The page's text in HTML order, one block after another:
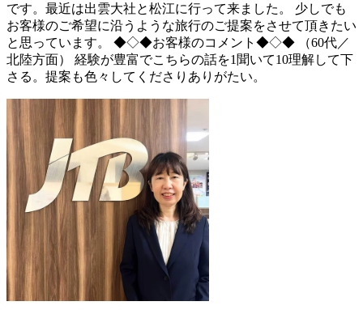
です。最近は出雲大社と松江に行って来ました。 少しでも
お客様のご希望に沿うような旅行のご提案をさせて頂きたい
と思っています。 ◆◇◆お客様のコメント◆◇◆ （60代／
北陸方面） 経験が豊富でこちらの話を1聞いて10理解して下
さる。提案も色々してくださりありがたい。